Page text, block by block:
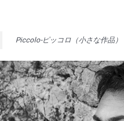
Piccolo-ピッコロ（小さな作品）